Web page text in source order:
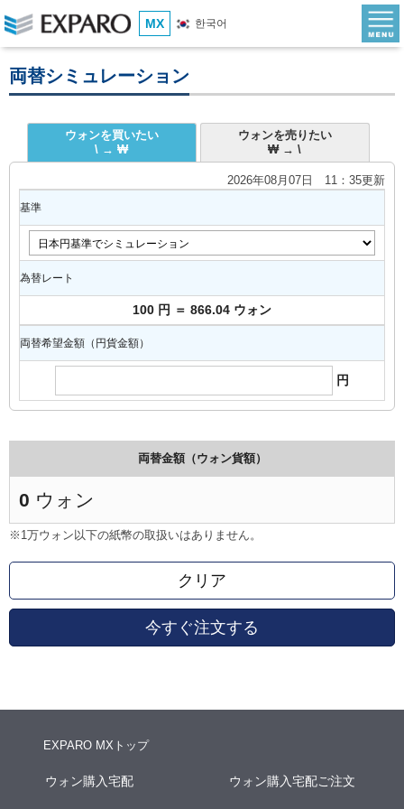
MX 한국어
両替シミュレーション
ウォンを買いたい
\ → ₩
ウォンを売りたい
₩ → \
2026年08月07日 11：35更新
基準
為替レート
100 円 ＝ 866.04 ウォン
両替希望金額（円貨金額）
円
両替金額（ウォン貨額）
0 ウォン
※1万ウォン以下の紙幣の取扱いはありません。
クリア
今すぐ注文する
EXPARO MXトップ
ウォン購入宅配 ウォン購入宅配ご注文